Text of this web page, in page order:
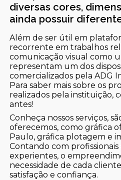
diversas cores,
ainda possuir
Além de ser útil em
recorrente em trabalhos
comunicação visual como
representam um dos
comercializados pela ADG
Para saber mais sobre os
realizados pela instituição,
antes!
Conheça nossos serviços,
oferecemos, como gráfica
Paulo, gráfica plotagem e
Contando com
experientes, o
necessidade de cada
satisfação e confiança.